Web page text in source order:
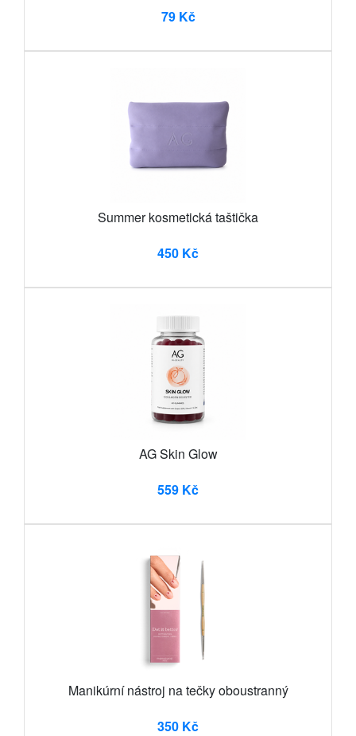
79 Kč
Summer kosmetická taštička
450 Kč
AG Skin Glow
559 Kč
Manikúrní nástroj na tečky oboustranný
350 Kč